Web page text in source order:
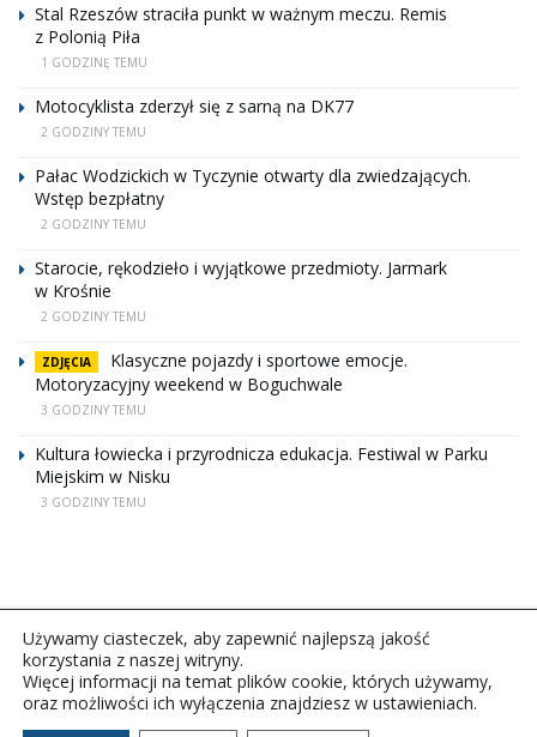
Stal Rzeszów straciła punkt w ważnym meczu. Remis
z Polonią Piła
1 GODZINĘ TEMU
Motocyklista zderzył się z sarną na DK77
2 GODZINY TEMU
Pałac Wodzickich w Tyczynie otwarty dla zwiedzających.
Wstęp bezpłatny
2 GODZINY TEMU
Starocie, rękodzieło i wyjątkowe przedmioty. Jarmark
w Krośnie
2 GODZINY TEMU
ZDJĘCIA
Klasyczne pojazdy i sportowe emocje.
Motoryzacyjny weekend w Boguchwale
3 GODZINY TEMU
Kultura łowiecka i przyrodnicza edukacja. Festiwal w Parku
Miejskim w Nisku
3 GODZINY TEMU
Copyright © 2026Polskie Radio Rzeszów S.A. w likwidacj.
Używamy ciasteczek, aby zapewnić najlepszą jakość
korzystania z naszej witryny.
Więcej informacji na temat plików cookie, których używamy,
oraz możliwości ich wyłączenia znajdziesz w ustawieniach.